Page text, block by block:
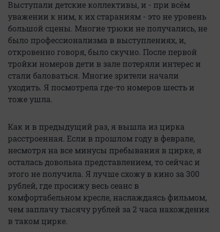
Выступали детские коллективы, и - при всём
уважении к ним, к их стараниям - это не уровень
большой сцены. Многие трюки не получались, не
было профессионализма в выступлениях, и,
откровенно говоря, было скучно. После первой
тройки номеров дети в зале потеряли интерес и
стали баловаться. Многие зрители начали
уходить. Я посмотрела где-то номеров шесть и
тоже ушла.
Как и в предыдущий раз, я вышла из цирка
расстроенная. Если в прошлом году в феврале,
несмотря на все минусы пребывания в цирке, я
осталась довольна представлением, то сейчас и
этого не получила. Я лучше схожу в кино за 300
рублей, где просижу весь сеанс в
комфортабельном кресле, наслаждаясь фильмом,
чем заплачу тысячу рублей за 2 часа нахождения
в таком цирке.